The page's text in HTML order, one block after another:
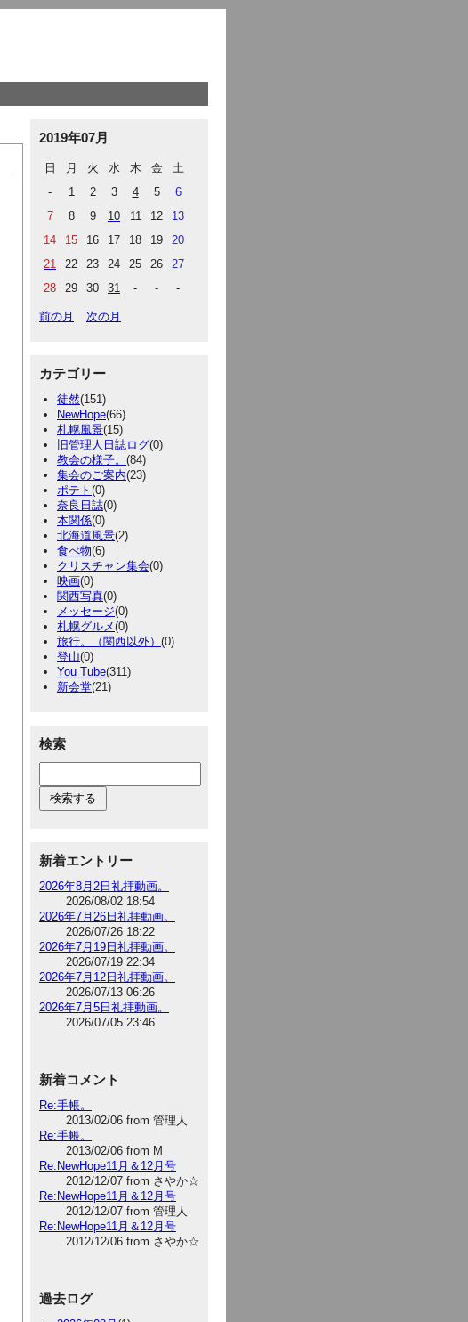
2019年07月
日 月 火 水 木 金
土
-
1 2 3 4 5
6
7
8 9 10 11 12
13
14
15 16 17 18 19
20
21
22 23 24 25 26
27
28
29 30 31 - - -
前の月 次の月
カテゴリー
徒然(151)
NewHope(66)
札幌風景(15)
旧管理人日誌ログ(0)
教会の様子。 (84)
集会のご案内(23)
ポテト (0)
奈良日誌(0)
本関係(0)
北海道風景(2)
食べ物(6)
クリスチャン集会(0)
映画(0)
関西写真(0)
メッセージ(0)
札幌グルメ(0)
旅行。（関西以外） (0)
登山(0)
You Tube(311)
新会堂(21)
検索
新着エントリー
2026年8月2日礼拝動画。
2026/08/02 18:54
2026年7月26日礼拝動画。
2026/07/26 18:22
2026年7月19日礼拝動画。
2026/07/19 22:34
2026年7月12日礼拝動画。
2026/07/13 06:26
2026年7月5日礼拝動画。
2026/07/05 23:46
新着コメント
Re:手帳。
2013/02/06 from 管理人
Re:手帳。
2013/02/06 from M
Re:NewHope11月＆12月号
2012/12/07 from さやか☆
Re:NewHope11月＆12月号
2012/12/07 from 管理人
Re:NewHope11月＆12月号
2012/12/06 from さやか☆
過去ログ